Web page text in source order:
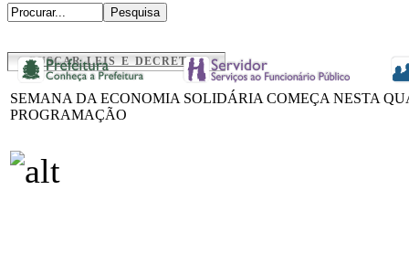
BUSCAR LEIS E DECRETOS
SEMANA DA ECONOMIA SOLIDÁRIA COMEÇA NESTA
PROGRAMAÇÃO